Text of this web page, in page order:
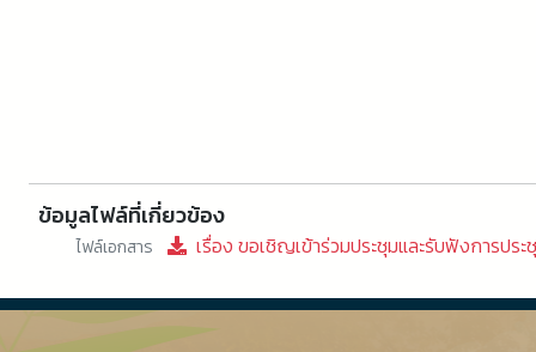
ข้อมูลไฟล์ที่เกี่ยวข้อง
ไฟล์เอกสาร เรื่อง ขอเชิญเข้าร่วมประชุมและรับฟังการป